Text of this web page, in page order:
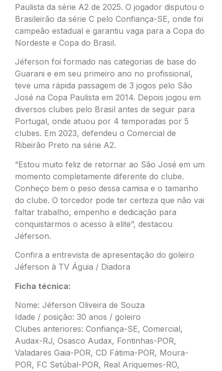
Paulista da série A2 de 2025. O jogador disputou o
Brasileirão da série C pelo Confiança-SE, onde foi
campeão estadual e garantiu vaga para a Copa do
Nordeste e Copa do Brasil.
Jéferson foi formado nas categorias de base do
Guarani e em seu primeiro ano no profissional,
teve uma rápida passagem de 3 jogos pelo São
José na Copa Paulista em 2014. Depois jogou em
diversos clubes pelo Brasil antes de seguir para
Portugal, onde atuou por 4 temporadas por 5
clubes. Em 2023, defendeu o Comercial de
Ribeirão Preto na série A2.
“Estou muito feliz de retornar ao São José em um
momento completamente diferente do clube.
Conheço bem o peso dessa camisa e o tamanho
do clube. O torcedor pode ter certeza que não vai
faltar trabalho, empenho e dedicação para
conquistarmos o acesso à elite”, destacou
Jéferson.
Confira a entrevista de apresentação do goleiro
Jéferson à TV Águia / Diadora
Ficha técnica:
Nome: Jéferson Oliveira de Souza
Idade / posição: 30 anos / goleiro
Clubes anteriores: Confiança-SE, Comercial,
Audax-RJ, Osasco Audax, Fontinhas-POR,
Valadares Gaia-POR, CD Fátima-POR, Moura-
POR, FC Setúbal-POR, Real Ariquemes-RO,